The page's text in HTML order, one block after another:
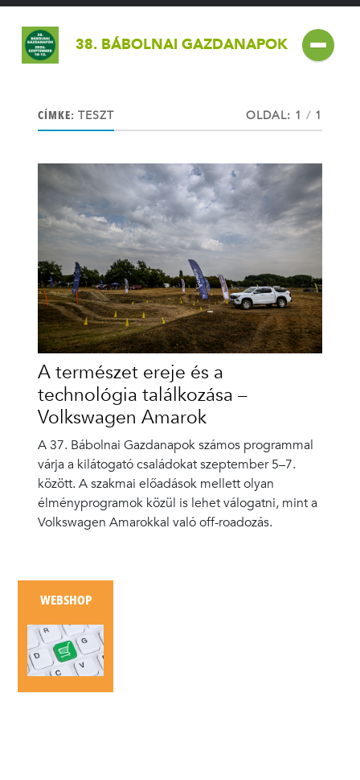
38. BÁBOLNAI GAZDANAPOK
CÍMKE: TESZT OLDAL: 1 / 1
A természet ereje és a
technológia találkozása –
Volkswagen Amarok
A 37. Bábolnai Gazdanapok számos programmal
várja a kilátogató családokat szeptember 5–7.
között. A szakmai előadások mellett olyan
élményprogramok közül is lehet válogatni, mint a
Volkswagen Amarokkal való off-roadozás.
WEBSHOP